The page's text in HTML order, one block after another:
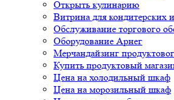
Открыть кулинарию
Витрина для кондитерских
Обслуживание торгового
Оборудование Арнег
Мерчандайзинг
Купить продуктовый
Цена на холодильный шкаф
Цена на морозильный шкаф